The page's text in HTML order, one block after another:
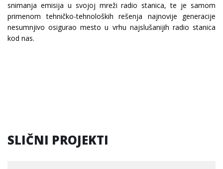
snimanja emisija u svojoj mreži radio stanica, te je samom
primenom tehničko-tehnoloških rešenja najnovije generacije
nesumnjivo osigurao mesto u vrhu najslušanijih radio stanica
kod nas.
SLIČNI PROJEKTI